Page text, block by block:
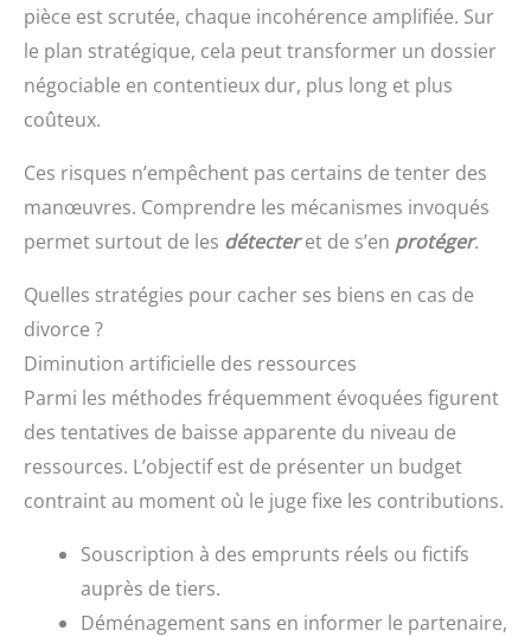
pièce est scrutée, chaque incohérence amplifiée. Sur
le plan stratégique, cela peut transformer un dossier
négociable en contentieux dur, plus long et plus
coûteux.
Ces risques n’empêchent pas certains de tenter des
manœuvres. Comprendre les mécanismes invoqués
permet surtout de les détecteret de s’en protéger.
Quelles stratégies pour cacher ses biens en cas de
divorce ?
Diminution artificielle des ressources
Parmi les méthodes fréquemment évoquées figurent
des tentatives de baisse apparente du niveau de
ressources. L’objectif est de présenter un budget
contraint au moment où le juge fixe les contributions.
Souscription à des emprunts réels ou fictifs
auprès de tiers.
Déménagement sans en informer le partenaire,